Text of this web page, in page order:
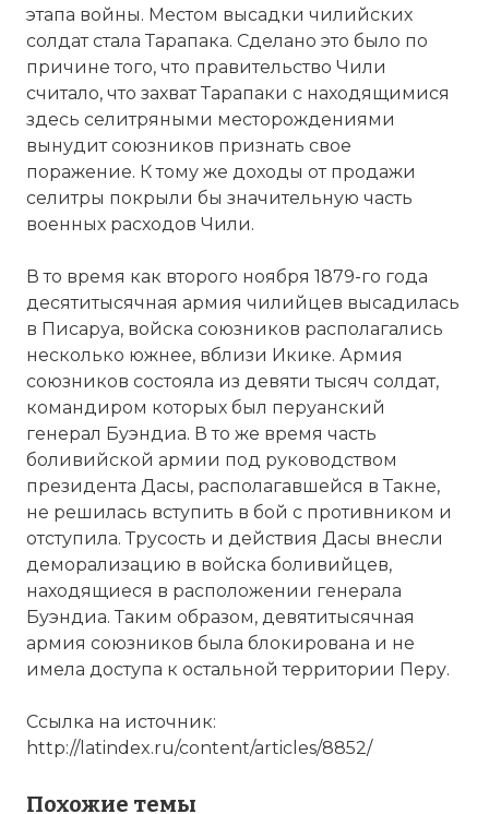
этапа войны. Местом высадки чилийских
солдат стала Тарапака. Сделано это было по
причине того, что правительство Чили
считало, что захват Тарапаки с находящимися
здесь селитряными месторождениями
вынудит союзников признать свое
поражение. К тому же доходы от продажи
селитры покрыли бы значительную часть
военных расходов Чили.
В то время как второго ноября 1879-го года
десятитысячная армия чилийцев высадилась
в Писаруа, войска союзников располагались
несколько южнее, вблизи Икике. Армия
союзников состояла из девяти тысяч солдат,
командиром которых был перуанский
генерал Буэндиа. В то же время часть
боливийской армии под руководством
президента Дасы, располагавшейся в Такне,
не решилась вступить в бой с противником и
отступила. Трусость и действия Дасы внесли
деморализацию в войска боливийцев,
находящиеся в расположении генерала
Буэндиа. Таким образом, девятитысячная
армия союзников была блокирована и не
имела доступа к остальной территории Перу.
Ссылка на источник:
http://latindex.ru/content/articles/8852/
Похожие темы